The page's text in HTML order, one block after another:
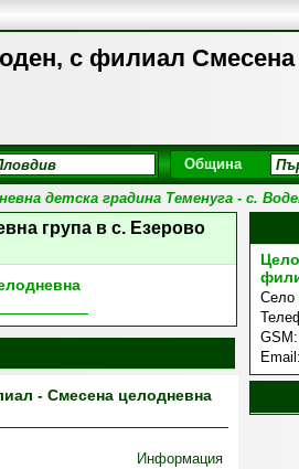
с филиал
Община
детска градина Теменуга - с.
група в с. Езерово
Село
GSM:
Email:
- Смесена целодневна
Информация